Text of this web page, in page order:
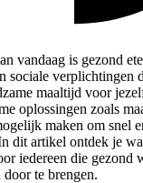
vandaag is gezond
sociale verplichtingen
maaltijd voor
oplossingen zoals
maken om snel
dit artikel ontdek je
iedereen die gezond
te brengen.